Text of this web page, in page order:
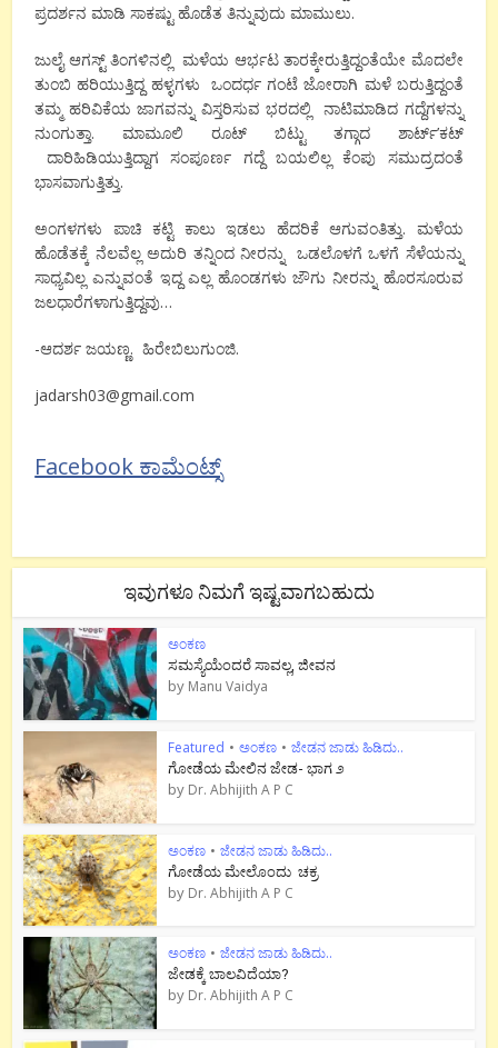
ಪ್ರದರ್ಶನ ಮಾಡಿ ಸಾಕಷ್ಟು ಹೊಡೆತ ತಿನ್ನುವುದು ಮಾಮುಲು.
ಜುಲೈ ಆಗಸ್ಟ್ ತಿಂಗಳಿನಲ್ಲಿ ಮಳೆಯ ಆರ್ಭಟ ತಾರಕ್ಕೇರುತ್ತಿದ್ದಂತೆಯೇ ಮೊದಲೇ
ತುಂಬಿ ಹರಿಯುತ್ತಿದ್ದ ಹಳ್ಳಗಳು ಒಂದರ್ಧ ಗಂಟೆ ಜೋರಾಗಿ ಮಳೆ ಬರುತ್ತಿದ್ದಂತೆ
ತಮ್ಮ ಹರಿವಿಕೆಯ ಜಾಗವನ್ನು ವಿಸ್ತರಿಸುವ ಭರದಲ್ಲಿ ನಾಟಿಮಾಡಿದ ಗದ್ದೆಗಳನ್ನು
ನುಂಗುತ್ತಾ. ಮಾಮೂಲಿ ರೂಟ್ ಬಿಟ್ಟು ತಗ್ಗಾದ ಶಾರ್ಟ್’ಕಟ್
ದಾರಿಹಿಡಿಯುತ್ತಿದ್ದಾಗ ಸಂಪೂರ್ಣ ಗದ್ದೆ ಬಯಲಿಲ್ಲ ಕೆಂಪು ಸಮುದ್ರದಂತೆ
ಭಾಸವಾಗುತ್ತಿತ್ತು.
ಅಂಗಳಗಳು ಪಾಚಿ ಕಟ್ಟಿ ಕಾಲು ಇಡಲು ಹೆದರಿಕೆ ಆಗುವಂತಿತ್ತು. ಮಳೆಯ
ಹೊಡೆತಕ್ಕೆ ನೆಲವೆಲ್ಲ ಅದುರಿ ತನ್ನಿಂದ ನೀರನ್ನು ಒಡಲೊಳಗೆ ಒಳಗೆ ಸೆಳೆಯನ್ನು
ಸಾಧ್ಯವಿಲ್ಲ ಎನ್ನುವಂತೆ ಇದ್ದ ಎಲ್ಲ ಹೊಂಡಗಳು ಜೌಗು ನೀರನ್ನು ಹೊರಸೂರುವ
ಜಲಧಾರೆಗಳಾಗುತ್ತಿದ್ದವು…
-ಆದರ್ಶ ಜಯಣ್ಣ. ಹಿರೇಬಿಲುಗುಂಜಿ.
jadarsh03@gmail.com
Facebook ಕಾಮೆಂಟ್ಸ್
ಇವುಗಳೂ ನಿಮಗೆ ಇಷ್ಟವಾಗಬಹುದು
ಅಂಕಣ
ಸಮಸ್ಯೆಯೆಂದರೆ ಸಾವಲ್ಲ, ಜೀವನ
by Manu Vaidya
Featured • ಅಂಕಣ • ಜೇಡನ ಜಾಡು ಹಿಡಿದು..
ಗೋಡೆಯ ಮೇಲಿನ ಜೇಡ- ಭಾಗ ೨
by Dr. Abhijith A P C
ಅಂಕಣ • ಜೇಡನ ಜಾಡು ಹಿಡಿದು..
ಗೋಡೆಯ ಮೇಲೊಂದು ಚಕ್ರ
by Dr. Abhijith A P C
ಅಂಕಣ • ಜೇಡನ ಜಾಡು ಹಿಡಿದು..
ಜೇಡಕ್ಕೆ ಬಾಲವಿದೆಯಾ?
by Dr. Abhijith A P C